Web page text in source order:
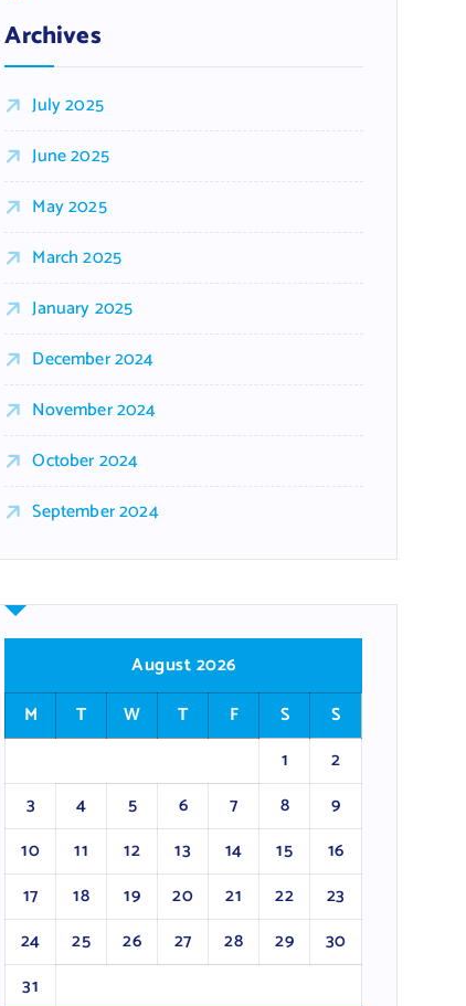
Archives
July 2025
June 2025
May 2025
March 2025
January 2025
December 2024
November 2024
October 2024
September 2024
August 2026
M
T W T F S
S
1
2
3
4 5 6 7 8
9
10
11 12 13 14 15
16
17
18 19 20 21 22
23
24
25 26 27 28 29
30
31